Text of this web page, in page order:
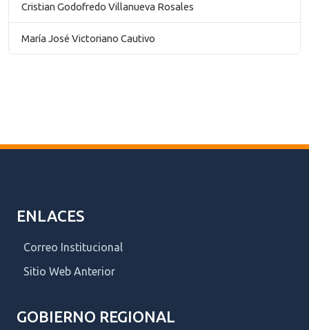
Cristian Godofredo Villanueva Rosales
María José Victoriano Cautivo
ENLACES
Correo Institucional
Sitio Web Anterior
GOBIERNO REGIONAL